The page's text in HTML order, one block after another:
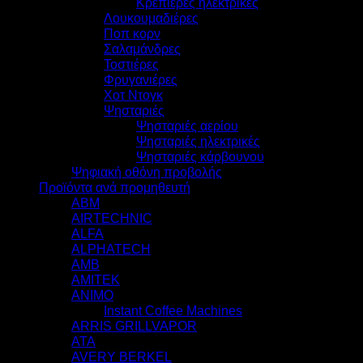
Λουκουμαδιέρες
Ποπ κορν
Σαλαμάνδρες
Τοστιέρες
Φρυγανιέρες
Χοτ Ντογκ
Ψησταριές
Ψησταριές αερίου
Ψησταριές ηλεκτρικές
Ψησταριές κάρβουνου
Ψηφιακή οθόνη προβολής
Προϊόντα ανά προμηθευτή
ABM
AIRTECHNIC
ALFA
ALPHATECH
AMB
AMITEK
ANIMO
Instant Coffee Machines
ARRIS GRILLVAPOR
ATA
AVERY BERKEL